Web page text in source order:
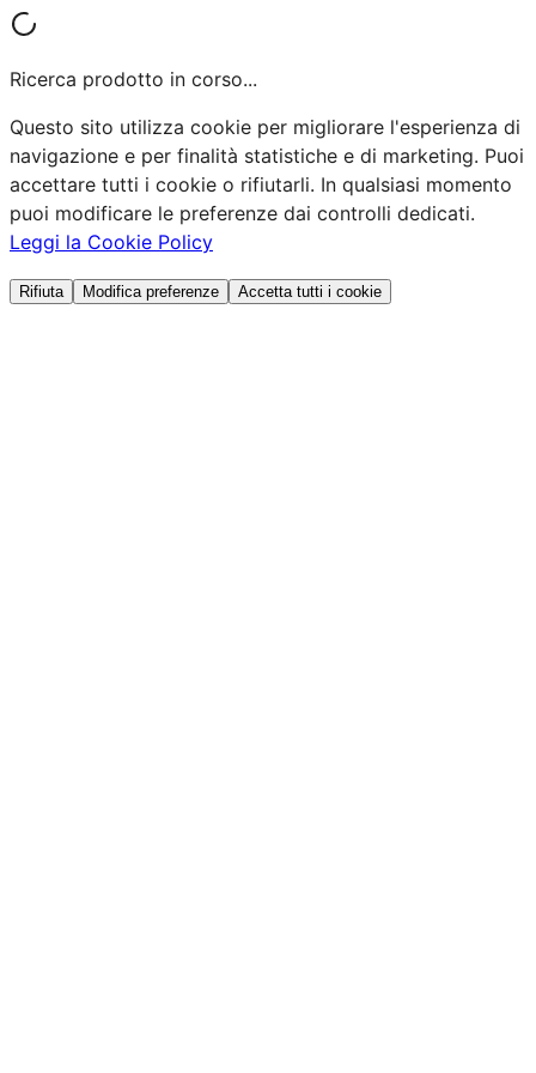
Ricerca prodotto in corso...
Questo sito utilizza cookie per migliorare l'esperienza di
navigazione e per finalità statistiche e di marketing. Puoi
accettare tutti i cookie o rifiutarli. In qualsiasi momento
puoi modificare le preferenze dai controlli dedicati.
Leggi la Cookie Policy
Rifiuta Modifica preferenze Accetta tutti i cookie